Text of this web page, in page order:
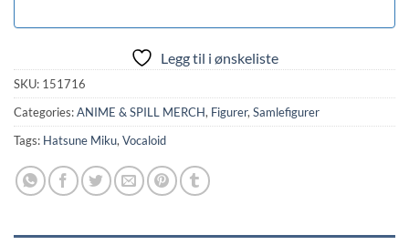
Legg til i ønskeliste
SKU: 151716
Categories:ANIME & SPILL MERCH, Figurer, Samlefigurer
Tags: Hatsune Miku, Vocaloid